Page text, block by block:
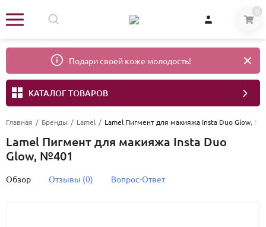
0
Подари своей коже молодость!
КАТАЛОГ ТОВАРОВ
Главная / Бренды / Lamel / Lamel Пигмент для макияжа Insta Duo Glow,
Lamel Пигмент для макияжа Insta Duo
Glow, №401
Обзор Отзывы (0) Вопрос-Ответ